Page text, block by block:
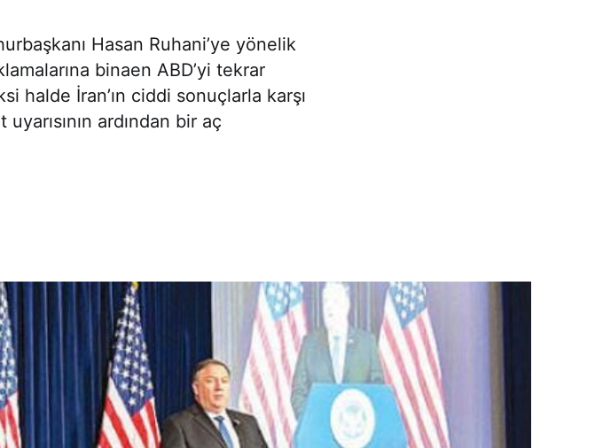
Hasan Ruhani’ye yönelik
binaen ABD’yi tekrar
halde İran’ın ciddi sonuçlarla karşı
ardından bir aç